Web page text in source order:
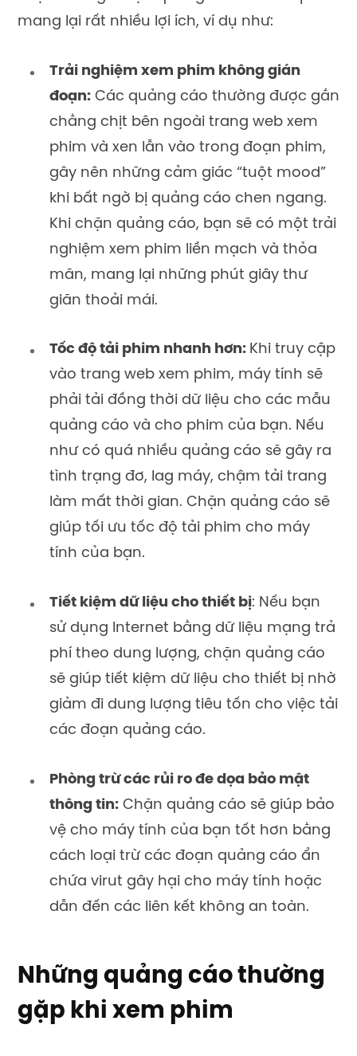
mang lại rất nhiều lợi ích, ví dụ như:
Trải nghiệm xem phim không gián
đoạn: Các quảng cáo thường được gắn
chằng chịt bên ngoài trang web xem
phim và xen lẫn vào trong đoạn phim,
gây nên những cảm giác “tuột mood”
khi bất ngờ bị quảng cáo chen ngang.
Khi chặn quảng cáo, bạn sẽ có một trải
nghiệm xem phim liền mạch và thỏa
mãn, mang lại những phút giây thư
giãn thoải mái.
Tốc độ tải phim nhanh hơn: Khi truy cập
vào trang web xem phim, máy tính sẽ
phải tải đồng thời dữ liệu cho các mẫu
quảng cáo và cho phim của bạn. Nếu
như có quá nhiều quảng cáo sẽ gây ra
tình trạng đơ, lag máy, chậm tải trang
làm mất thời gian. Chặn quảng cáo sẽ
giúp tối ưu tốc độ tải phim cho máy
tính của bạn.
Tiết kiệm dữ liệu cho thiết bị: Nếu bạn
sử dụng Internet bằng dữ liệu mạng trả
phí theo dung lượng, chặn quảng cáo
sẽ giúp tiết kiệm dữ liệu cho thiết bị nhờ
giảm đi dung lượng tiêu tốn cho việc tải
các đoạn quảng cáo.
Phòng trừ các rủi ro đe dọa bảo mật
thông tin: Chặn quảng cáo sẽ giúp bảo
vệ cho máy tính của bạn tốt hơn bằng
cách loại trừ các đoạn quảng cáo ẩn
chứa virut gây hại cho máy tính hoặc
dẫn đến các liên kết không an toàn.
Những quảng cáo thường
gặp khi xem phim